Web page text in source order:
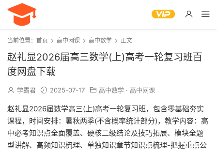
当前位置： 首页 高中网课 高中数学 正文
赵礼显2026届高三数学(上)高考一轮复习班百
度网盘下载
学霸君 2025-07-17 高中数学 · 高中网课
赵礼显2026届数学高三(上)高考一轮复习班，包含零基础夯实
课程，时间安排：暑秋两季(不含概率统计部分)，教学内容：高
中必考知识点全面覆盖、硬核二级结论及技巧拓展、模块全题
型讲解、高频知识梳理、单独知识章节知识点梳理-把握重点公